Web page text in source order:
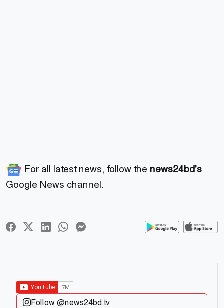
For all latest news, follow the news24bd's
Google News channel.
Follow @news24bd.tv